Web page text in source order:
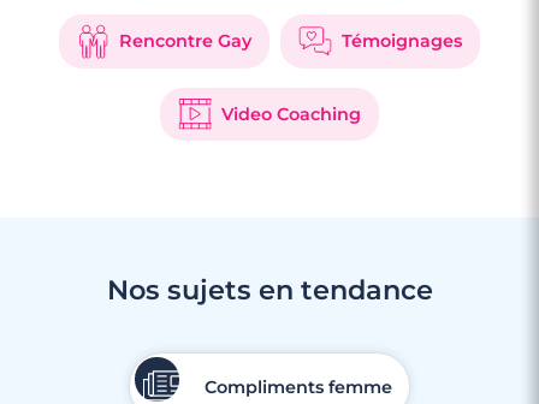
Rencontre Gay Témoignages
Video Coaching
Nos sujets en tendance
Compliments femme